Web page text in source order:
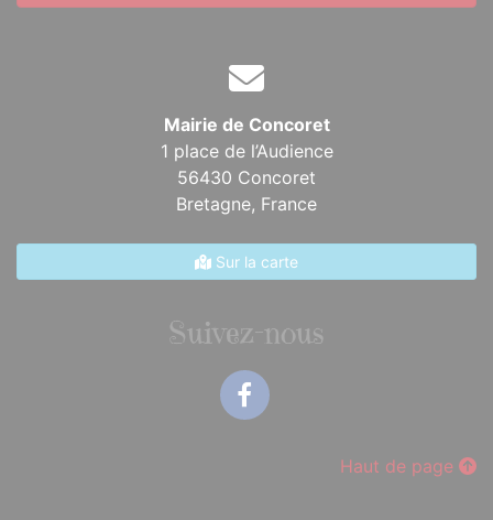
Mairie de Concoret
1 place de l’Audience
56430 Concoret
Bretagne, France
Sur la carte
Suivez-nous
Haut de page